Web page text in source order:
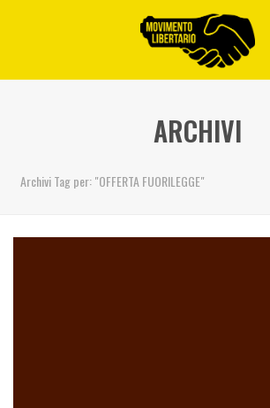
ARCHIVI
Archivi Tag per: "OFFERTA FUORILEGGE"